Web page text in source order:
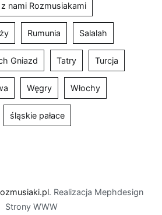
nami Rozmusiakami
Rumunia Salalah
Gniazd Tatry Turcja
Węgry Włochy
śląskie pałace
. Realizacja Mephdesign
Strony WWW